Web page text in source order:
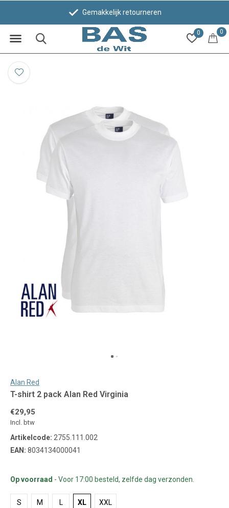
0 0
Gemakkelijk retourneren
Alan Red
T-shirt 2 pack Alan Red Virginia
€29,95
Incl. btw
Artikelcode: 2755.111.002
EAN: 8034134000041
Op voorraad - Voor 17:00 besteld, zelfde dag verzonden.
S M L XL XXL